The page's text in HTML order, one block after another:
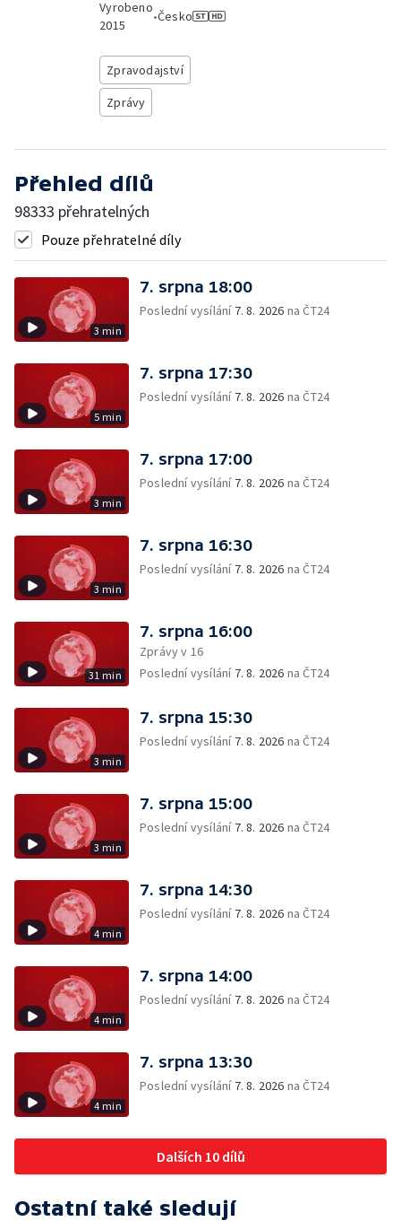
Vyrobeno
2015
•Česko
Zpravodajství
Zprávy
Přehled dílů
98333 přehratelných
Pouze přehratelné díly
3 min
7. srpna 18:00
Poslední vysílání 7. 8. 2026 na ČT24
5 min
7. srpna 17:30
Poslední vysílání 7. 8. 2026 na ČT24
3 min
7. srpna 17:00
Poslední vysílání 7. 8. 2026 na ČT24
3 min
7. srpna 16:30
Poslední vysílání 7. 8. 2026 na ČT24
31 min
7. srpna 16:00
Zprávy v 16
Poslední vysílání 7. 8. 2026 na ČT24
3 min
7. srpna 15:30
Poslední vysílání 7. 8. 2026 na ČT24
3 min
7. srpna 15:00
Poslední vysílání 7. 8. 2026 na ČT24
4 min
7. srpna 14:30
Poslední vysílání 7. 8. 2026 na ČT24
4 min
7. srpna 14:00
Poslední vysílání 7. 8. 2026 na ČT24
4 min
7. srpna 13:30
Poslední vysílání 7. 8. 2026 na ČT24
Dalších 10 dílů
Ostatní také sledují